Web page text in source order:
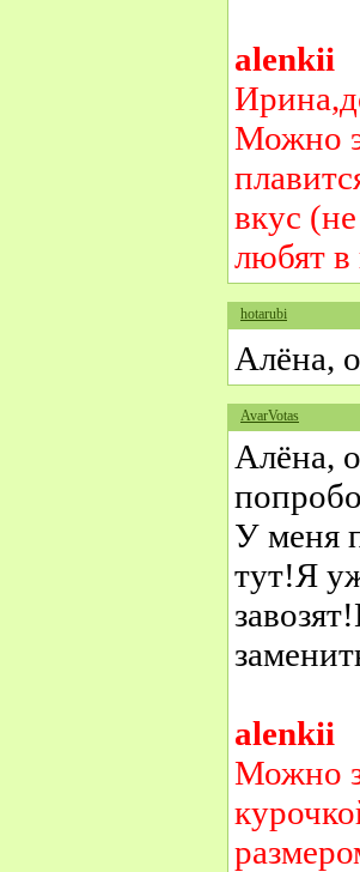
alenkii
Можно
вкус
любят
hotarubi
Алёна,
AvarVotas
Алёна,
У меня
тут!Я
alenkii
Можно